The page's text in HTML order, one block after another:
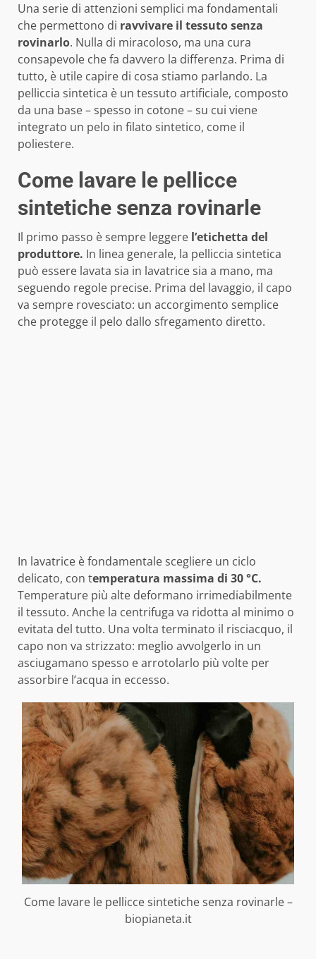
Una serie di attenzioni semplici ma fondamentali
che permettono di ravvivare il tessuto senza
rovinarlo. Nulla di miracoloso, ma una cura
consapevole che fa davvero la differenza. Prima di
tutto, è utile capire di cosa stiamo parlando. La
pelliccia sintetica è un tessuto artificiale, composto
da una base – spesso in cotone – su cui viene
integrato un pelo in filato sintetico, come il
poliestere.
Come lavare le pellicce
sintetiche senza rovinarle
Il primo passo è sempre leggere l’etichetta del
produttore. In linea generale, la pelliccia sintetica
può essere lavata sia in lavatrice sia a mano, ma
seguendo regole precise. Prima del lavaggio, il capo
va sempre rovesciato: un accorgimento semplice
che protegge il pelo dallo sfregamento diretto.
In lavatrice è fondamentale scegliere un ciclo
delicato, con temperatura massima di 30 °C.
Temperature più alte deformano irrimediabilmente
il tessuto. Anche la centrifuga va ridotta al minimo o
evitata del tutto. Una volta terminato il risciacquo, il
capo non va strizzato: meglio avvolgerlo in un
asciugamano spesso e arrotolarlo più volte per
assorbire l’acqua in eccesso.
Come lavare le pellicce sintetiche senza rovinarle –
biopianeta.it